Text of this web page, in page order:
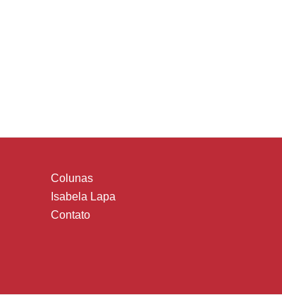
Colunas
Isabela Lapa
Contato